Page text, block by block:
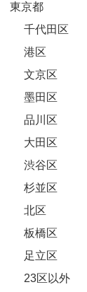
東京都
千代田区
港区
文京区
墨田区
品川区
大田区
渋谷区
杉並区
北区
板橋区
足立区
23区以外